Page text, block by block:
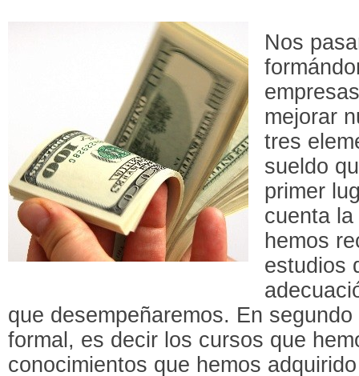
Nos
mejorar
tres
sueldo
primer
cuenta
hemos
estudios
que desempeñaremos. En
formal, es decir los cursos que
conocimientos que hemos